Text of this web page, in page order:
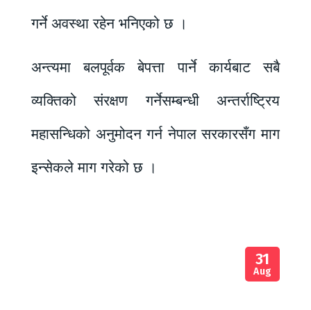
गर्ने अवस्था रहेन भनिएको छ ।
अन्त्यमा बलपूर्वक बेपत्ता पार्ने कार्यबाट सबै
व्यक्तिको संरक्षण गर्नेसम्बन्धी अन्तर्राष्ट्रिय
महासन्धिको अनुमोदन गर्न नेपाल सरकारसँग माग
इन्सेकले माग गरेको छ ।
31
Aug